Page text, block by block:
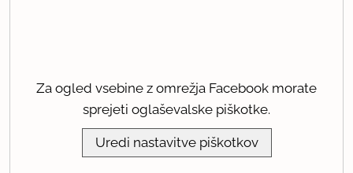
Za ogled vsebine z omrežja Facebook morate
sprejeti oglaševalske piškotke.
Uredi nastavitve piškotkov